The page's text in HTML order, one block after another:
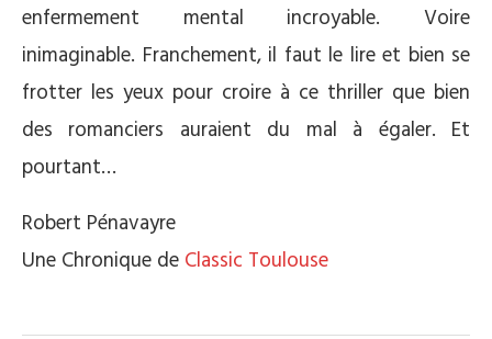
enfermement mental incroyable. Voire
inimaginable. Franchement, il faut le lire et bien se
frotter les yeux pour croire à ce thriller que bien
des romanciers auraient du mal à égaler. Et
pourtant…
Robert Pénavayre
Une Chronique de Classic Toulouse